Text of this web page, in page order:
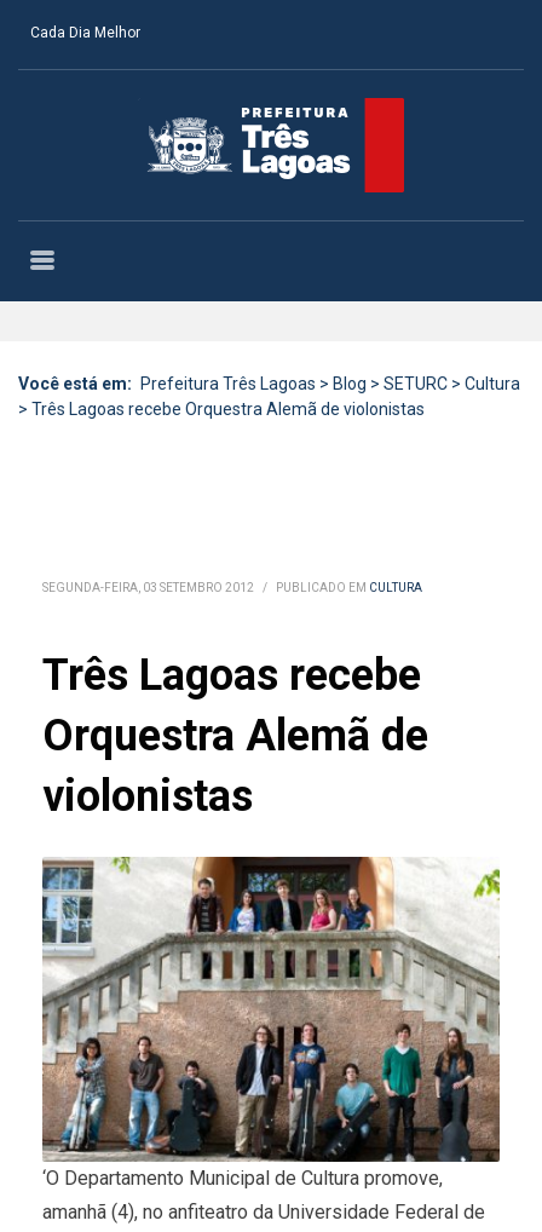
Cada Dia Melhor
Você está em: Prefeitura Três Lagoas > Blog > SETURC > Cultura
> Três Lagoas recebe Orquestra Alemã de violonistas
SEGUNDA-FEIRA, 03 SETEMBRO 2012 / PUBLICADO EM CULTURA
Três Lagoas recebe
Orquestra Alemã de
violonistas
‘O Departamento Municipal de Cultura promove,
amanhã (4), no anfiteatro da Universidade Federal de